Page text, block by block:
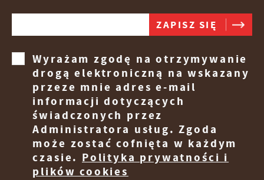
Wyrażam zgodę na otrzymywanie
drogą elektroniczną na wskazany
przeze mnie adres e-mail
informacji dotyczących
świadczonych przez
Administratora usług. Zgoda
może zostać cofnięta w każdym
czasie. Polityka prywatności i
plików cookies